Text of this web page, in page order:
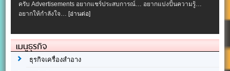
ครับ Advertisements อยากแชร์ประสบการณ์… อยากแบ่งปั้นความรู้…
อยากให้กำลังใจ… [อ่านต่อ]
เมนูธุรกิจ
ธุรกิจเครื่องสำอาง